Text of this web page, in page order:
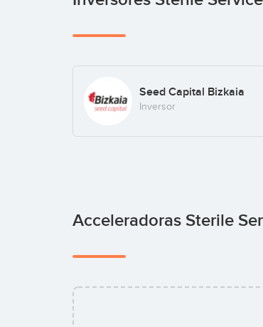
Seed Capital Bizkaia
Inversor
Acceleradoras Sterile